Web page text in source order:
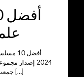
2024 إصدار
[…]